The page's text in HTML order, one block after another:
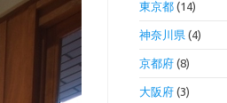
東京都(14)
神奈川県(4)
京都府(8)
大阪府(3)